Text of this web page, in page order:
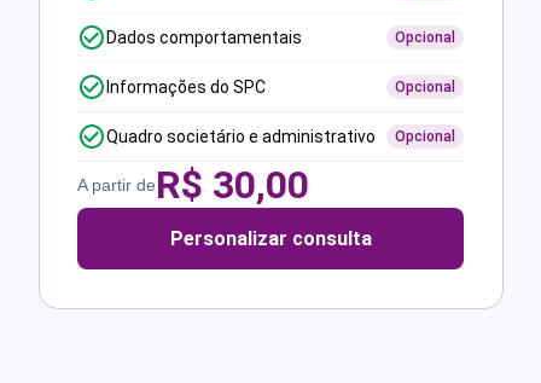
Dados comportamentais Opcional
Informações do SPC Opcional
Quadro societário e administrativo Opcional
A partir deR$ 30,00
Personalizar consulta